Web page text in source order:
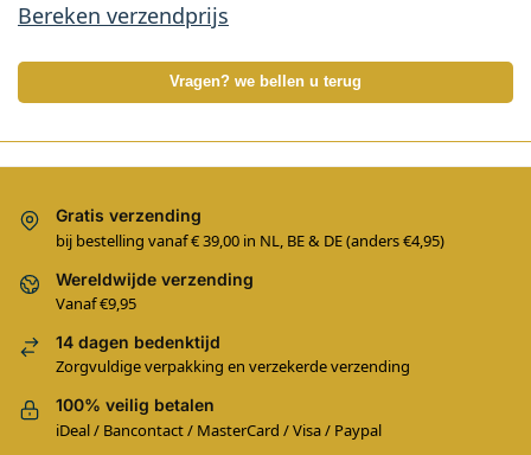
Bereken verzendprijs
Vragen? we bellen u terug
Gratis verzending
bij bestelling vanaf € 39,00 in NL, BE & DE (anders €4,95)
Wereldwijde verzending
Vanaf €9,95
14 dagen bedenktijd
Zorgvuldige verpakking en verzekerde verzending
100% veilig betalen
iDeal / Bancontact / MasterCard / Visa / Paypal